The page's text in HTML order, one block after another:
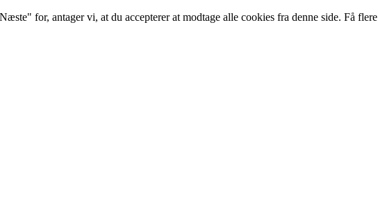
for, antager vi, at du accepterer at modtage alle cookies fra denne side. Få flere